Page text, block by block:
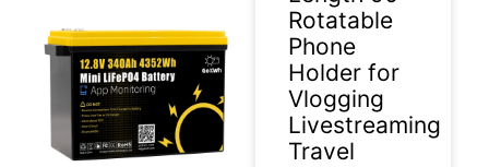
Rotatable
Phone
Holder for
Vlogging
Livestreaming
Travel